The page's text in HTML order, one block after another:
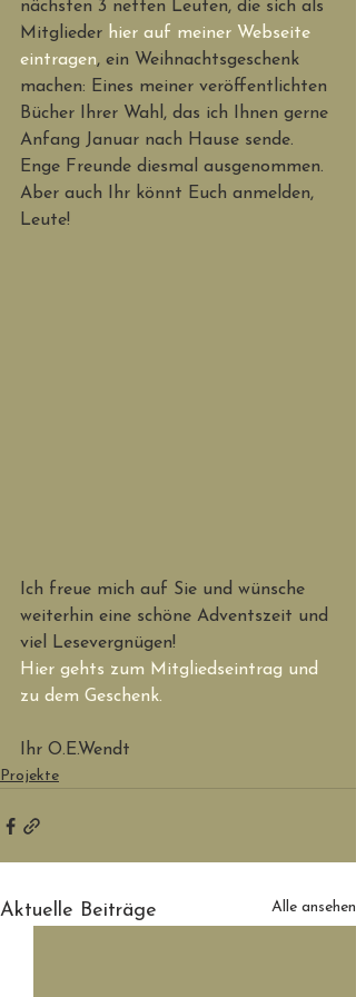
nächsten 3 netten Leuten, die sich als
Mitglieder hier auf meiner Webseite
eintragen, ein Weihnachtsgeschenk
machen: Eines meiner veröffentlichten
Bücher Ihrer Wahl, das ich Ihnen gerne
Anfang Januar nach Hause sende.
Enge Freunde diesmal ausgenommen.
Aber auch Ihr könnt Euch anmelden,
Leute!
Ich freue mich auf Sie und wünsche
weiterhin eine schöne Adventszeit und
viel Lesevergnügen!
Hier gehts zum Mitgliedseintrag und
zu dem Geschenk.
Ihr O.E.Wendt
Projekte
Aktuelle Beiträge Alle ansehen